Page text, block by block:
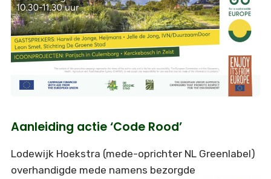
Aanleiding actie ‘Code Rood’
Lodewijk Hoekstra (mede-oprichter NL Greenlabel)
overhandigde mede namens bezorgde